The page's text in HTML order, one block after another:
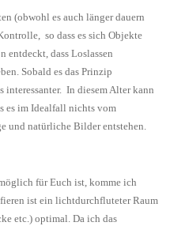
(obwohl es auch länger dauern
so dass es sich Objekte
entdeckt, dass Loslassen
Sobald es das Prinzip
interessanter. In diesem Alter kann
es im Idealfall nichts vom
und natürliche Bilder entstehen.
für Euch ist, komme ich
ist ein lichtdurchfluteter Raum
etc.) optimal. Da ich das